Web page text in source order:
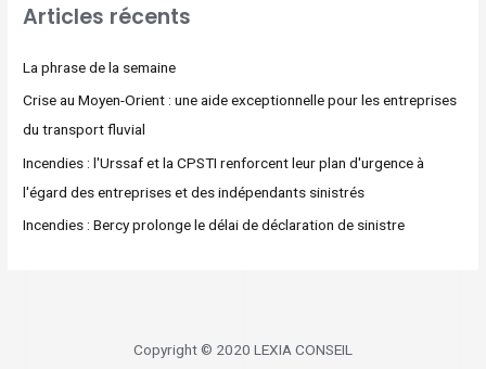
Articles récents
La phrase de la semaine
Crise au Moyen-Orient : une aide exceptionnelle pour les entreprises
du transport fluvial
Incendies : l'Urssaf et la CPSTI renforcent leur plan d'urgence à
l'égard des entreprises et des indépendants sinistrés
Incendies : Bercy prolonge le délai de déclaration de sinistre
Copyright © 2020 LEXIA CONSEIL